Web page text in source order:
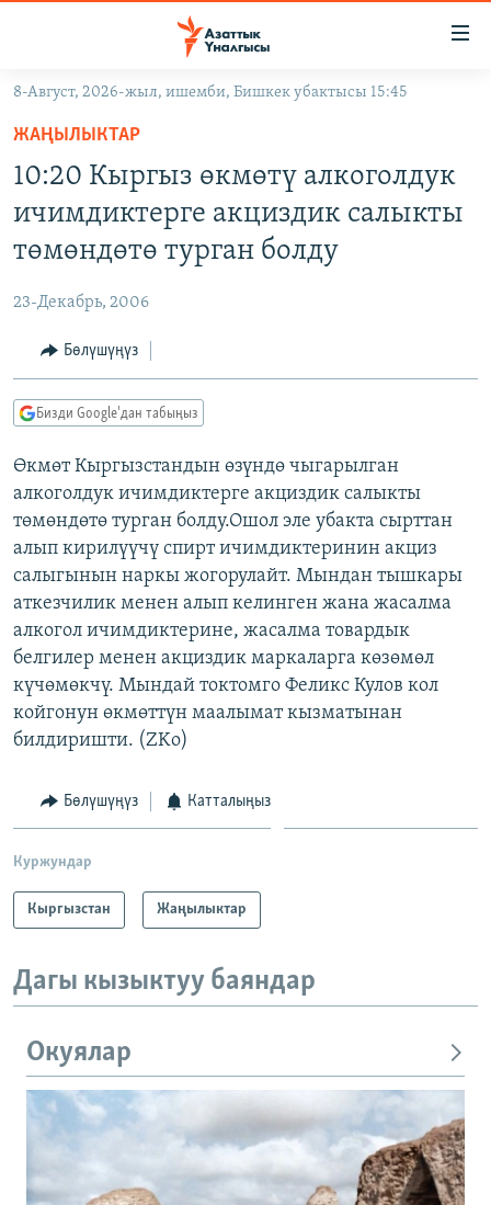
Навигацияга
өтүңүз
салыңыз
МАДАНИЯТ
ТВ ПРОГРАММАЛАР
БҮГҮН АЗАТТЫКТА
ДАНИСТЕ
АЗАТТЫК+
ЫҢГАЙСЫЗ СУРООЛОР
ПОДКАСТ
ОНЛАЙН ШЕРИНЕ
ЭЕ/АРнун бардык сайттары
8-Август, 2026-жыл, ишемби, Бишкек убактысы 15:45
ЖАҢЫЛЫКТАР
10:20 Кыргыз өкмөтү алкоголдук
ичимдиктерге акциздик салыкты
төмөндөтө турган болду
23-Декабрь, 2006
Бөлүшүңүз
Бизди Google'дан табыңыз
Өкмөт Кыргызстандын өзүндө чыгарылган
алкоголдук ичимдиктерге акциздик салыкты
төмөндөтө турган болду.Ошол эле убакта сырттан
алып кирилүүчү спирт ичимдиктеринин акциз
салыгынын наркы жогорулайт. Мындан тышкары
аткезчилик менен алып келинген жана жасалма
алкогол ичимдиктерине, жасалма товардык
белгилер менен акциздик маркаларга көзөмөл
күчөмөкчү. Мындай токтомго Феликс Кулов кол
койгонун өкмөттүн маалымат кызматынан
билдиришти. (ZKo)
Бөлүшүңүз Катталыңыз
Куржундар
Кыргызстан Жаңылыктар
Дагы кызыктуу баяндар
Окуялар